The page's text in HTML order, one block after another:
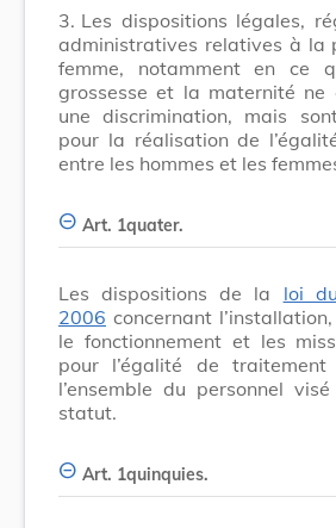
3. Les dispositions légales,
administratives relatives à la
femme, notamment en ce
grossesse et la maternité ne
une discrimination, mais
pour la réalisation de
entre les hommes et les
Art. 1quater.
Les dispositions de la loi
2006 concernant
le fonctionnement et les
pour l’égalité de traitement
l’ensemble du personnel
statut.
Art. 1quinquies.